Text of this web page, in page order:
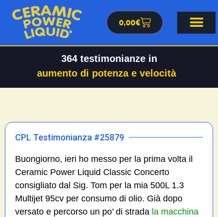
0,00€
364testimonianze in
aumento di potenza e velocità
CPL Testimonianza #25879
Buongiorno, ieri ho messo per la prima volta il
Ceramic Power Liquid Classic Concerto
consigliato dal Sig. Tom per la mia 500L 1.3
Multijet 95cv per consumo di olio. Già dopo
versato e percorso un po’ di strada la macchina